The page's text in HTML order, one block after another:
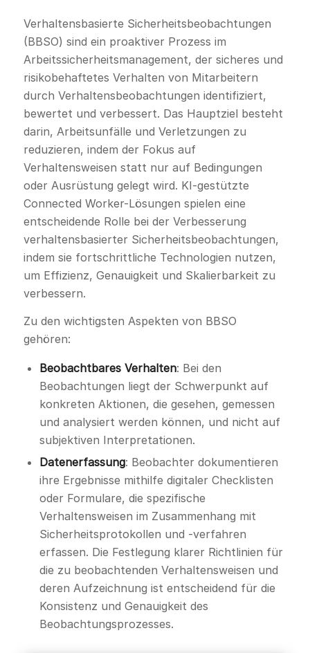
Verhaltensbasierte Sicherheitsbeobachtungen
(BBSO) sind ein proaktiver Prozess im
Arbeitssicherheitsmanagement, der sicheres und
risikobehaftetes Verhalten von Mitarbeitern
durch Verhaltensbeobachtungen identifiziert,
bewertet und verbessert. Das Hauptziel besteht
darin, Arbeitsunfälle und Verletzungen zu
reduzieren, indem der Fokus auf
Verhaltensweisen statt nur auf Bedingungen
oder Ausrüstung gelegt wird. KI-gestützte
Connected Worker-Lösungen spielen eine
entscheidende Rolle bei der Verbesserung
verhaltensbasierter Sicherheitsbeobachtungen,
indem sie fortschrittliche Technologien nutzen,
um Effizienz, Genauigkeit und Skalierbarkeit zu
verbessern.
Zu den wichtigsten Aspekten von BBSO
gehören:
Beobachtbares Verhalten: Bei den
Beobachtungen liegt der Schwerpunkt auf
konkreten Aktionen, die gesehen, gemessen
und analysiert werden können, und nicht auf
subjektiven Interpretationen.
Datenerfassung: Beobachter dokumentieren
ihre Ergebnisse mithilfe digitaler Checklisten
oder Formulare, die spezifische
Verhaltensweisen im Zusammenhang mit
Sicherheitsprotokollen und -verfahren
erfassen. Die Festlegung klarer Richtlinien für
die zu beobachtenden Verhaltensweisen und
deren Aufzeichnung ist entscheidend für die
Konsistenz und Genauigkeit des
Beobachtungsprozesses.